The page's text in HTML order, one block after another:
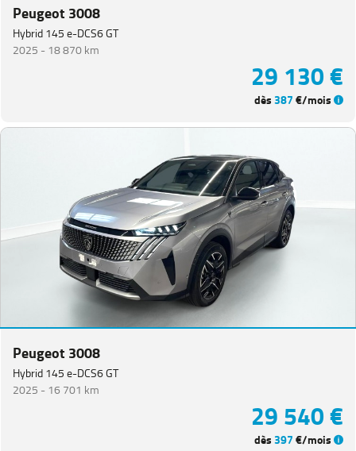
Peugeot 3008
Hybrid 145 e-DCS6 GT
2025 - 18 870 km
29 130 €
dès387€/mois
Peugeot 3008
Hybrid 145 e-DCS6 GT
2025 - 16 701 km
29 540 €
dès397€/mois